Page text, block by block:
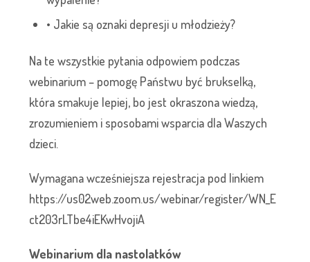
• Jakie są oznaki depresji u młodzieży?
Na te wszystkie pytania odpowiem podczas
webinarium – pomogę Państwu być brukselką,
która smakuje lepiej, bo jest okraszona wiedzą,
zrozumieniem i sposobami wsparcia dla Waszych
dzieci.
Wymagana wcześniejsza rejestracja pod linkiem
https://us02web.zoom.us/webinar/register/WN_E
ct203rLTbe4iEKwHvojiA
Webinarium dla nastolatków